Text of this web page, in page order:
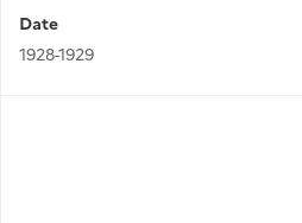
Date
1928-1929